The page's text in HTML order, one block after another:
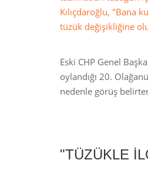
Kılıçdaroğlu, "Bana
tüzük değişikliğine
Eski CHP Genel
oylandığı 20.
nedenle görüş
"TÜZÜKLE